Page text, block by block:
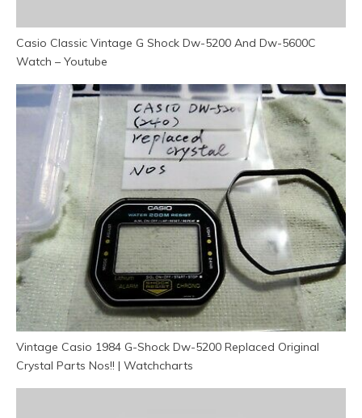
Casio Classic Vintage G Shock Dw-5200 And Dw-5600C
Watch – Youtube
Vintage Casio 1984 G-Shock Dw-5200 Replaced Original
Crystal Parts Nos!! | Watchcharts